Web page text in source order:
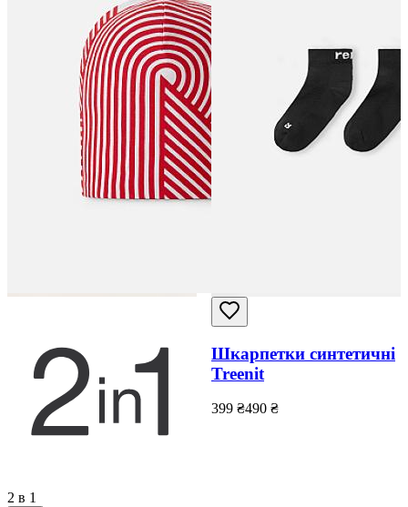
2 в 1
Шкарпетки синтетичні
Treenit
399 ₴490 ₴